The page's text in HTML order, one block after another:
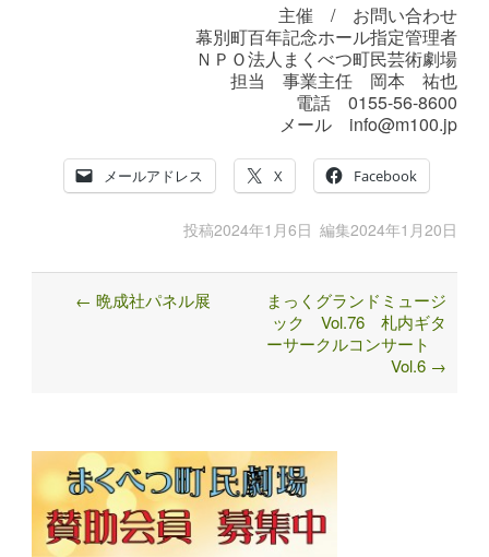
主催 / お問い合わせ
幕別町百年記念ホール指定管理者
ＮＰＯ法人まくべつ町民芸術劇場
担当 事業主任 岡本 祐也
電話 0155-56-8600
メール info@m100.jp
メールアドレス X Facebook
投稿2024年1月6日 編集2024年1月20日
Post
← 晩成社パネル展
まっくグランドミュージ
ック Vol.76 札内ギタ
ーサークルコンサート
Vol.6 →